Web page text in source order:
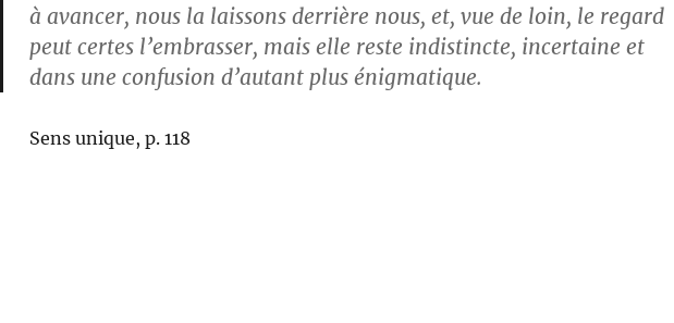
à avancer, nous la laissons derrière nous, et, vue de loin, le regard
peut certes l’embrasser, mais elle reste indistincte, incertaine et
dans une confusion d’autant plus énigmatique.
Sens unique, p. 118